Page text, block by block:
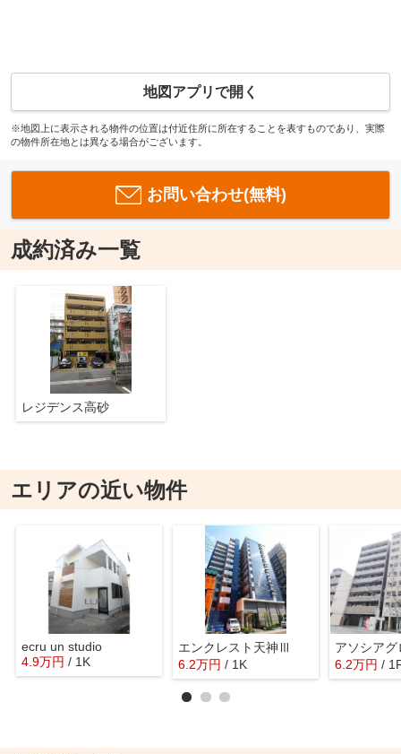
地図アプリで開く
※地図上に表示される物件の位置は付近住所に所在することを表すものであり、実際
の物件所在地とは異なる場合がございます。
お問い合わせ(無料)
成約済み一覧
レジデンス高砂
エリアの近い物件
ecru un studio
4.9万円 / 1K
エンクレスト天神Ⅲ
6.2万円 / 1K 6.2万円 /